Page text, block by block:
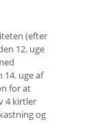
(efter
12. uge
14. uge af
for at
4 kirtler
og